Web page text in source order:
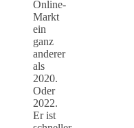
Online-
Markt
ein
ganz
anderer
als
2020.
Oder
2022.
Er ist